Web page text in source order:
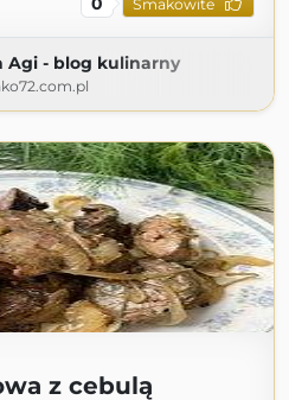
Smakowite
Agi - blog kulinarny
z cebulą